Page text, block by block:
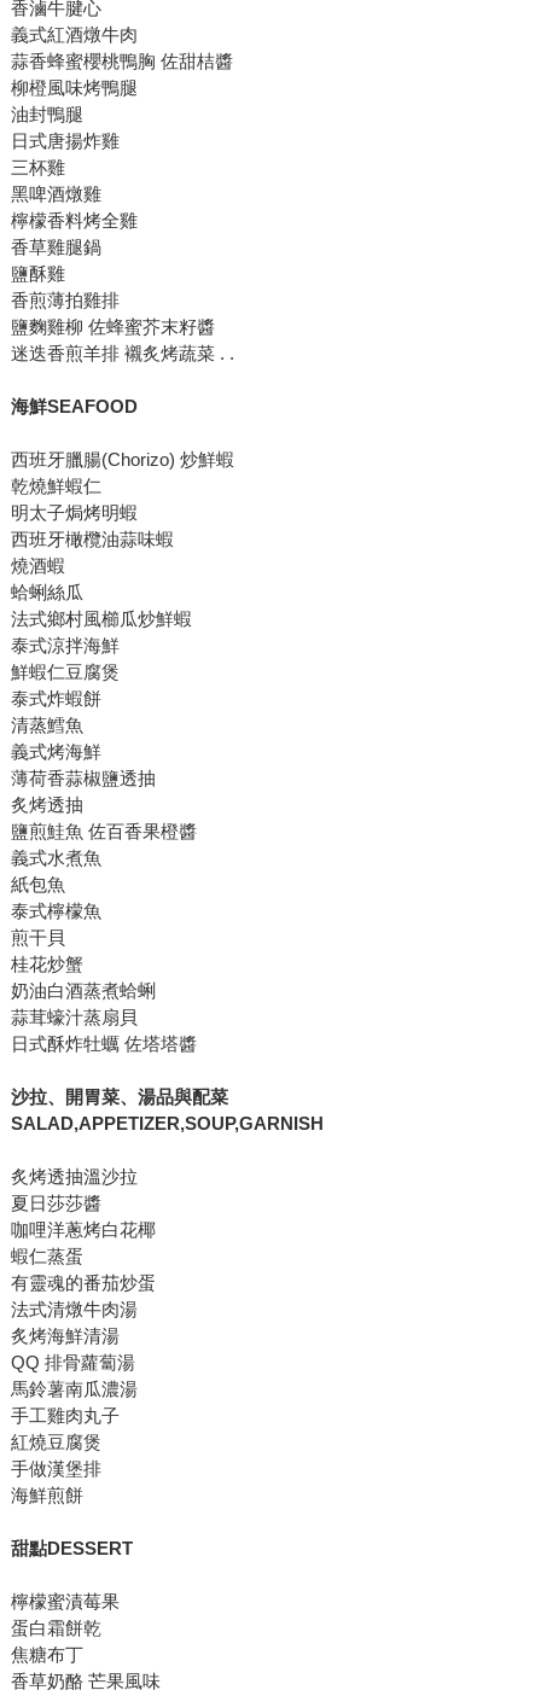
香滷牛腱心
義式紅酒燉牛肉
蒜香蜂蜜櫻桃鴨胸 佐甜桔醬
柳橙風味烤鴨腿
油封鴨腿
日式唐揚炸雞
三杯雞
黑啤酒燉雞
檸檬香料烤全雞
香草雞腿鍋
鹽酥雞
香煎薄拍雞排
鹽麴雞柳 佐蜂蜜芥末籽醬
迷迭香煎羊排 襯炙烤蔬菜 . .
海鮮SEAFOOD
西班牙臘腸(Chorizo) 炒鮮蝦
乾燒鮮蝦仁
明太子焗烤明蝦
西班牙橄欖油蒜味蝦
燒酒蝦
蛤蜊絲瓜
法式鄉村風櫛瓜炒鮮蝦
泰式涼拌海鮮
鮮蝦仁豆腐煲
泰式炸蝦餅
清蒸鱈魚
義式烤海鮮
薄荷香蒜椒鹽透抽
炙烤透抽
鹽煎鮭魚 佐百香果橙醬
義式水煮魚
紙包魚
泰式檸檬魚
煎干貝
桂花炒蟹
奶油白酒蒸煮蛤蜊
蒜茸蠔汁蒸扇貝
日式酥炸牡蠣 佐塔塔醬
沙拉、開胃菜、湯品與配菜
SALAD,APPETIZER,SOUP,GARNISH
炙烤透抽溫沙拉
夏日莎莎醬
咖哩洋蔥烤白花椰
蝦仁蒸蛋
有靈魂的番茄炒蛋
法式清燉牛肉湯
炙烤海鮮清湯
QQ 排骨蘿蔔湯
馬鈴薯南瓜濃湯
手工雞肉丸子
紅燒豆腐煲
手做漢堡排
海鮮煎餅
甜點DESSERT
檸檬蜜漬莓果
蛋白霜餅乾
焦糖布丁
香草奶酪 芒果風味